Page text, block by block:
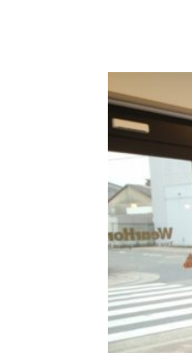
一枚板用のテーブル脚
コーディネート集
メンテナンス方法